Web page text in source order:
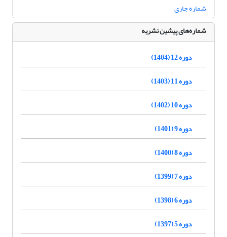
شماره جاری
شماره‌های پیشین نشریه
دوره 12 (1404)
دوره 11 (1403)
دوره 10 (1402)
دوره 9 (1401)
دوره 8 (1400)
دوره 7 (1399)
دوره 6 (1398)
دوره 5 (1397)